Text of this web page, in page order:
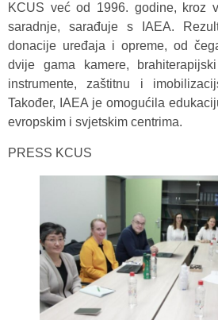
KCUS već od 1996. godine, kroz
saradnje, sarađuje s IAEA.
donacije uređaja i opreme, od
dvije gama kamere,
instrumente, zaštitnu i
Također, IAEA je omogućila
evropskim i svjetskim centrima.
PRESS KCUS